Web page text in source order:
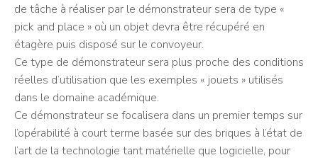
de tâche à réaliser par le démonstrateur sera de type «
pick and place » où un objet devra être récupéré en
étagère puis disposé sur le convoyeur.
Ce type de démonstrateur sera plus proche des conditions
réelles d’utilisation que les exemples « jouets » utilisés
dans le domaine académique.
Ce démonstrateur se focalisera dans un premier temps sur
l’opérabilité à court terme basée sur des briques à l’état de
l’art de la technologie tant matérielle que logicielle, pour